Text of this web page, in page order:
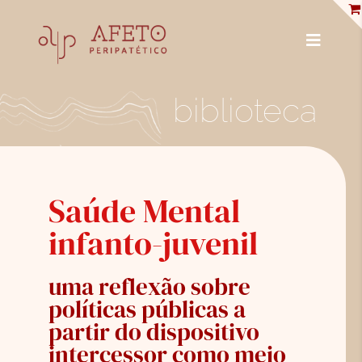
content
Toggle
ENCICLOPÉDIA
PROFISSIONAIS
BIBLIOTECA
LOJA
SOBRE NÓS
biblioteca
Saúde Mental
infanto-juvenil
uma reflexão sobre
políticas públicas a
partir do dispositivo
intercessor como meio